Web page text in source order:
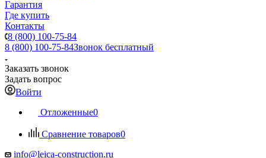
Гарантия
Где купить
Контакты
8 (800) 100-75-84
8 (800) 100-75-84Звонок бесплатный
Заказать звонок
Задать вопрос
Войти
Отложенные0
Сравнение товаров0
info@leica-construction.ru